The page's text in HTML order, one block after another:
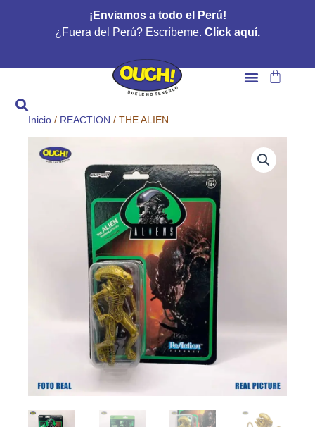
¡Enviamos a todo el Perú!
¿Fuera del Perú? Escríbeme. Click aquí.
Carrito
Inicio / REACTION / THE ALIEN